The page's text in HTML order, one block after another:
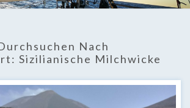
Nach
Sizilianische Milchwicke